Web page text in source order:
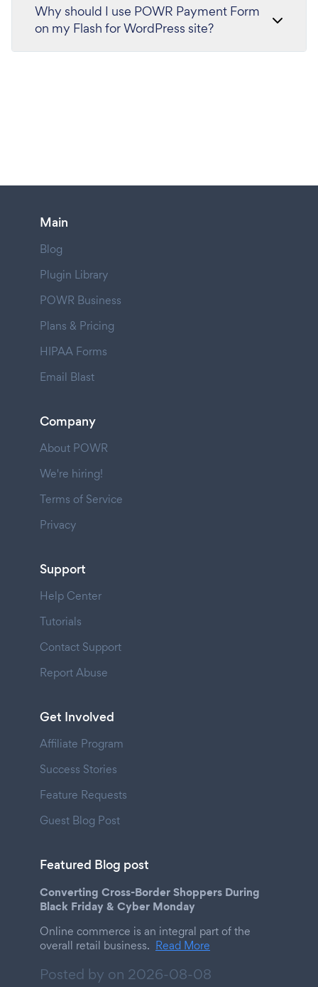
Why should I use POWR Payment Form
on my Flash for WordPress site?
Main
Blog
Plugin Library
POWR Business
Plans & Pricing
HIPAA Forms
Email Blast
Company
About POWR
We're hiring!
Terms of Service
Privacy
Support
Help Center
Tutorials
Contact Support
Report Abuse
Get Involved
Affiliate Program
Success Stories
Feature Requests
Guest Blog Post
Featured Blog post
Converting Cross-Border Shoppers During
Black Friday & Cyber Monday
Online commerce is an integral part of the
overall retail business. Read More
Posted by on 2026-08-08